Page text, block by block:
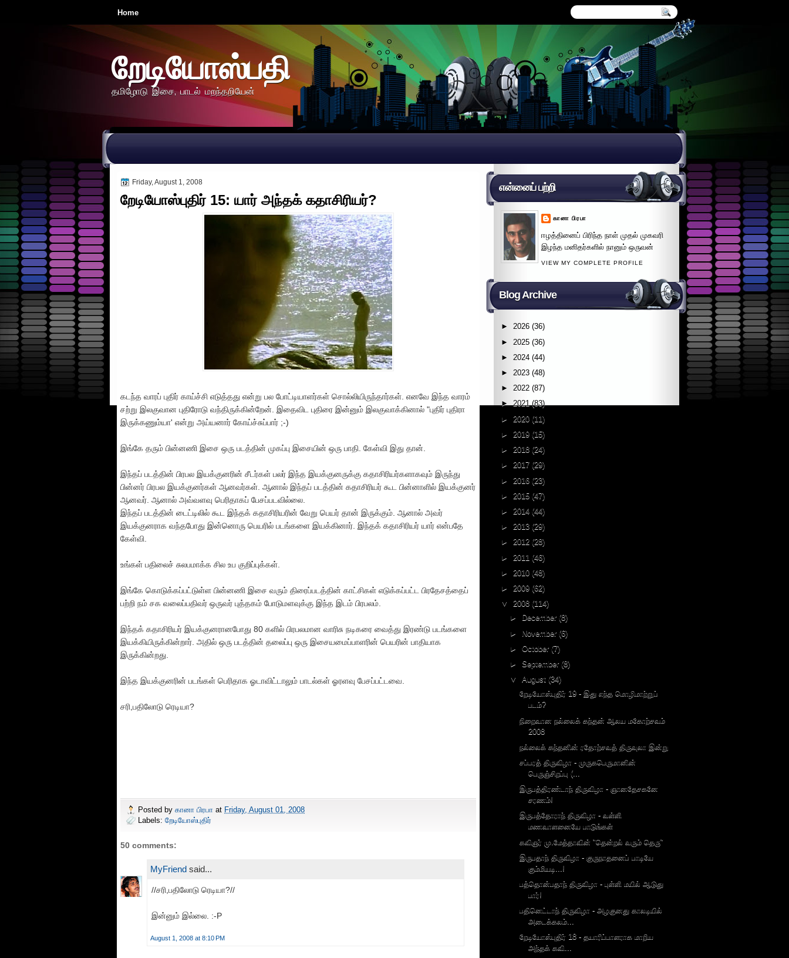
Home
றேடியோஸ்பதி
தமிழோடு இசை, பாடல் மறந்தறியேன்
Friday, August 1, 2008
றேடியோஸ்புதிர் 15: யார் அந்தக் கதாசிரியர்?
கடந்த வாரப் புதிர் காய்ச்சி எடுத்தது என்று பல போட்டியாளர்கள் சொல்லியிருந்தார்கள். எனவே இந்த வாரம்
சற்று இலகுவான புதிரோடு வந்திருக்கின்றேன். இதைவிட புதிரை இன்னும் இலகுவாக்கினால் "புதிர் புதிரா
இருக்கணும்யா' என்று அய்யனார் கோய்ச்சுப்பார் ;-)
இங்கே தரும் பின்னணி இசை ஒரு படத்தின் முகப்பு இசையின் ஒரு பாதி. கேள்வி இது தான்.
இந்தப் படத்தின் பிரபல இயக்குனரின் சீடர்கள் பலர் இந்த இயக்குனருக்கு கதாசிரியர்களாகவும் இருந்து
பின்னர் பிரபல இயக்குனர்கள் ஆனவர்கள். ஆனால் இந்தப் படத்தின் கதாசிரியர் கூட பின்னாளில் இயக்குனர்
ஆனவர். ஆனால் அவ்வளவு பெரிதாகப் பேசப்படவில்லை.
இந்தப் படத்தின் டைட்டிலில் கூட இந்தக் கதாசிரியரின் வேறு பெயர் தான் இருக்கும். ஆனால் அவர்
இயக்குனராக வந்தபோது இன்னொரு பெயரில் படங்களை இயக்கினார். இந்தக் கதாசிரியர் யார் என்பதே
கேள்வி.
உங்கள் பதிலைச் சுலபமாக்க சில உப குறிப்புக்கள்.
இங்கே கொடுக்கப்பட்டுள்ள பின்னணி இசை வரும் திரைப்படத்தின் காட்சிகள் எடுக்கப்பட்ட பிரதேசத்தைப்
பற்றி நம் சக வலைப்பதிவர் ஒருவர் புத்தகம் போடுமளவுக்கு இந்த இடம் பிரபலம்.
இந்தக் கதாசிரியர் இயக்குனரானபோது 80 களில் பிரபலமான வாரிசு நடிகரை வைத்து இரண்டு படங்களை
இயக்கியிருக்கின்றார். அதில் ஒரு படத்தின் தலைப்பு ஒரு இசையமைப்பாளரின் பெயரின் பாதியாக
இருக்கின்றது.
இந்த இயக்குனரின் படங்கள் பெரிதாக ஓடாவிட்டாலும் பாடல்கள் ஓரளவு பேசப்பட்டவை.
சரி,பதிலோடு ரெடியா?
Posted by கானா பிரபா at Friday, August 01, 2008
Labels: றேடியோஸ்புதிர்
50 comments:
MyFriend said...
//சரி,பதிலோடு ரெடியா?//
இன்னும் இல்லை. :-P
August 1, 2008 at 8:10 PM
என்னைப் பற்றி
கானா பிரபா
ஈழத்தினைப் பிரிந்த நாள் முதல் முகவரி
இழந்த மனிதர்களில் நானும் ஒருவன்
VIEW MY COMPLETE PROFILE
Blog Archive
► 2026 (36)
► 2025 (36)
► 2024 (44)
► 2023 (48)
► 2022 (87)
►2021 (83)
► 2020 (11)
► 2019 (15)
► 2018 (24)
► 2017 (29)
► 2016 (23)
► 2015 (47)
► 2014 (44)
► 2013 (29)
► 2012 (28)
► 2011 (46)
► 2010 (48)
► 2009 (62)
▼
2008 (114)
►
December (8)
►
November (6)
►October (7)
► September (8)
▼
August (34)
றேடியோஸ்புதிர் 19 - இது எந்த மொழிமாற்றுப்
படம்?
நிறைவான நல்லைக் கந்தன் ஆலய மகோற்சவம்
2008
நல்லைக் கந்தனின் ரதோற்சவத் திருவுலா இன்று
சப்பரத் திருவிழா - முருகபெருமானின்
பெருஞ்சிறப்பு (...
இருபத்திரண்டாந் திருவிழா - ஞானதேசகனே
சரணம்!
இருபத்தோராந் திருவிழா - வள்ளி
மணவாளனையே பாடுங்கள்
கவிஞர் மு.மேத்தாவின் "தென்றல் வரும் தெரு"
இருபதாந் திருவிழா - குருநாதனைப் பாடியே
கும்மியடி...!
பத்தொன்பதாந் திருவிழா - புள்ளி மயில் ஆடுது
பார்!
பதினெட்டாந் திருவிழா - அழகுனது காலடியில்
அடைக்கலம்...
றேடியோஸ்புதிர் 18 - தயாரிப்பாளராக மாறிய
அந்தக் கவி...